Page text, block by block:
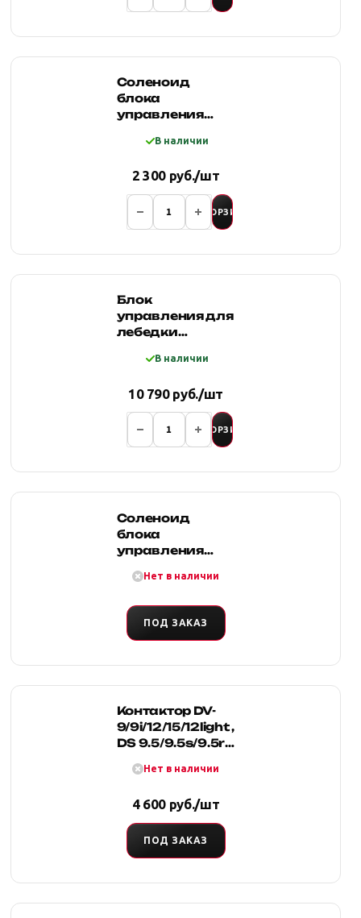
Соленоид
блока
управления
"redBTR" серии
(200A) 12В
В наличии
2 300 руб./шт
В КОРЗИНУ
Блок
управления для
лебедки
влагозащищенный
(МОНОСОЛЕНОИД)
В наличии
10 790 руб./шт
В КОРЗИНУ
Соленоид
блока
управления
серии ATV
Нет в наличии
ПОД ЗАКАЗ
Контактор DV-
9/9i/12/15/12light ,
DS 9.5/9.5s/9.5rs
Нет в наличии
4 600 руб./шт
ПОД ЗАКАЗ